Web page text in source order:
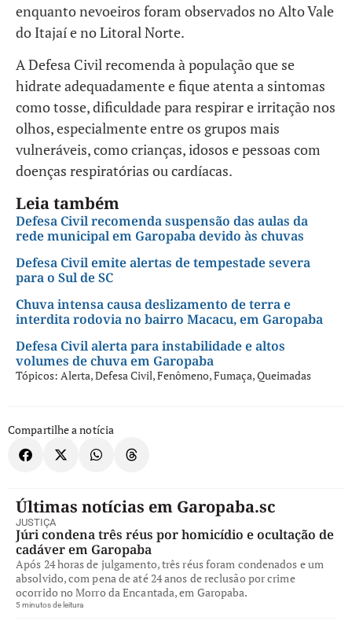
enquanto nevoeiros foram observados no Alto Vale
do Itajaí e no Litoral Norte.
A Defesa Civil recomenda à população que se
hidrate adequadamente e fique atenta a sintomas
como tosse, dificuldade para respirar e irritação nos
olhos, especialmente entre os grupos mais
vulneráveis, como crianças, idosos e pessoas com
doenças respiratórias ou cardíacas.
Leia também
Defesa Civil recomenda suspensão das aulas da
rede municipal em Garopaba devido às chuvas
Defesa Civil emite alertas de tempestade severa
para o Sul de SC
Chuva intensa causa deslizamento de terra e
interdita rodovia no bairro Macacu, em Garopaba
Defesa Civil alerta para instabilidade e altos
volumes de chuva em Garopaba
Tópicos: Alerta,Defesa Civil,Fenômeno,Fumaça,Queimadas
Compartilhe a notícia
Últimas notícias em Garopaba.sc
JUSTIÇA
Júri condena três réus por homicídio e ocultação de
cadáver em Garopaba
Após 24 horas de julgamento, três réus foram condenados e um
absolvido, com pena de até 24 anos de reclusão por crime
ocorrido no Morro da Encantada, em Garopaba.
5 minutos de leitura